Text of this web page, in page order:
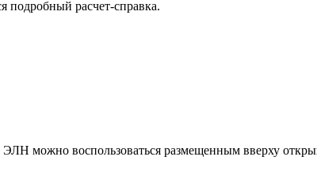
подробный расчет-справка.
можно воспользоваться размещенным вверху